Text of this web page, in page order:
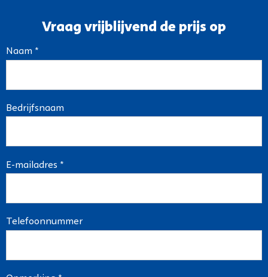
Vraag vrijblijvend de prijs op
Naam *
Bedrijfsnaam
E-mailadres *
Telefoonnummer